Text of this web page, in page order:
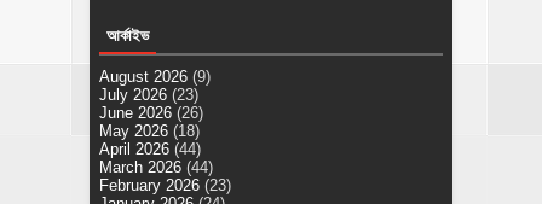
আর্কাইভ
August 2026 (9)
July 2026 (23)
June 2026 (26)
May 2026 (18)
April 2026 (44)
March 2026 (44)
February 2026 (23)